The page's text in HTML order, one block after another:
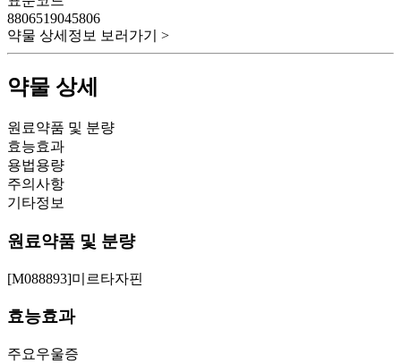
8806519045806
약물 상세정보 보러가기 >
약물 상세
원료약품 및 분량
효능효과
용법용량
주의사항
기타정보
원료약품 및 분량
[M088893]미르타자핀
효능효과
주요우울증